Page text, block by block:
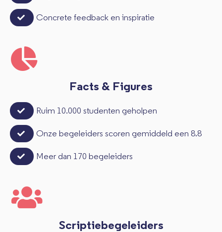
Concrete feedback en inspiratie
Facts & Figures
Ruim 10.000 studenten geholpen
Onze begeleiders scoren gemiddeld een 8.8
Meer dan 170 begeleiders
Scriptiebegeleiders